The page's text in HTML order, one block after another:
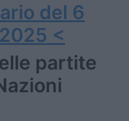
del 6
<
partite